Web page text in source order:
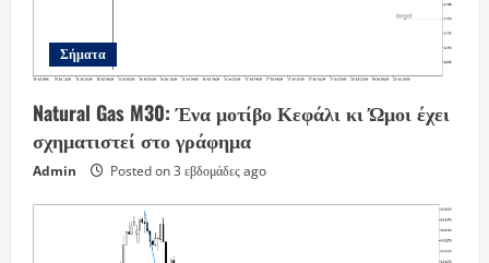
Σήματα
Natural Gas M30: Ένα μοτίβο Κεφάλι κι Ώμοι έχει
σχηματιστεί στο γράφημα
Admin Posted on 3 εβδομάδες ago